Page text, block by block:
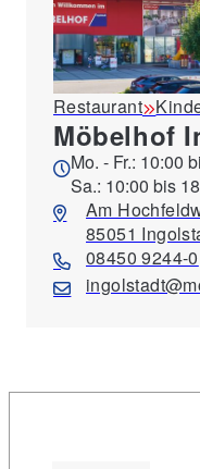
Restaurant
Möbelhof
Mo. - Fr.: 10:00
Sa.: 10:00 bis
Am
85051
08450 9244-0